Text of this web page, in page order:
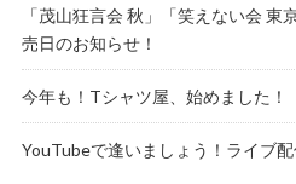
「茂山狂言会 秋」「笑えない会
売日のお知らせ！
今年も！Tシャツ屋、始めました！
YouTubeで逢いましょう！ライブ